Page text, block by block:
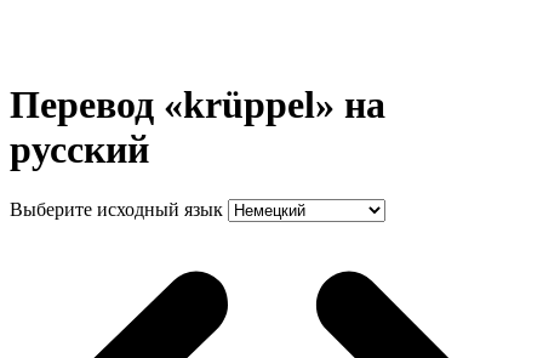
Перевод «krüppel» на
русский
Выберите исходный язык